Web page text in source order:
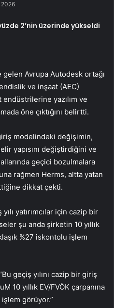
2026
2’nin üzerinde yükseldi
Avrupa Autodesk ortağı
ve inşaat (AEC)
endüstrilerine yazılım ve
öne çıktığını belirtti.
modelindeki değişimin,
yapısını değiştirdiğini ve
geçici bozulmalara
rağmen Herms, altta yatan
dikkat çekti.
yatırımcılar için cazip bir
şu anda şirketin 10 yıllık
%27 iskontolu işlem
geçiş yılını cazip bir giriş
10 yıllık EV/FVÖK çarpanına
görüyor.”